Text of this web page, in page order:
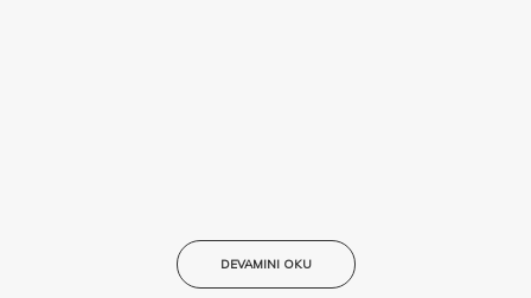
DEVAMINI OKU